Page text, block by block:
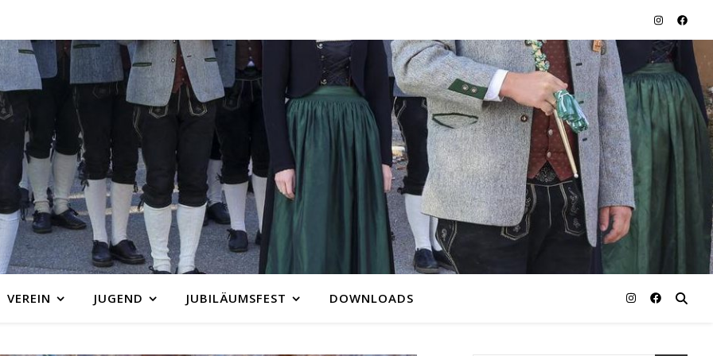
VEREIN JUGEND JUBILÄUMSFEST DOWNLOADS